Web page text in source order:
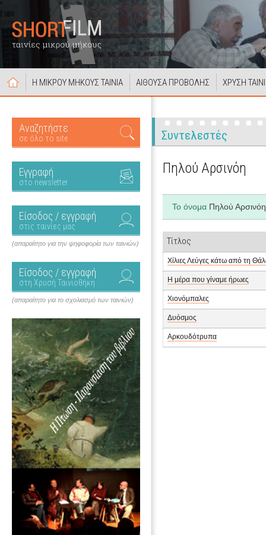
Η ΜΙΚΡΟΥ ΜΗΚΟΥΣ ΤΑΙΝΙΑ ΑΙΘΟΥΣΑ ΠΡΟΒΟΛΗΣ ΧΡΥΣΗ
Αναζητήστε
σε όλο το site
Εγγραφή
στο newsletter
Είσοδος / εγγραφή
στις ταινίες μας
(απαραίτητο για την ψηφοφορία των ταινιών)
Είσοδος / εγγραφή
στη Χρυσή Ταινιοθήκη
(απαραίτητο για το σχολιασμό των ταινιών)
Συντελεστές
Πηλού Αρσινόη
Το όνομα Πηλού Αρσινόη
Τίτλος
Χίλιες Λεύγες κάτω από τη
Η μέρα που γίναμε ήρωες
Χιονόμπαλες
Δυόσμος
Αρκουδότρυπα